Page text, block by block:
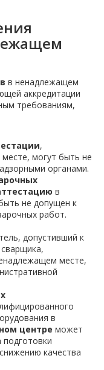
в ненадлежащем
аккредитации
требованиям,
,
могут быть не
органами.
в
не допущен к
работ.
допустивший к
месте,
в
центре может
подготовки
качества